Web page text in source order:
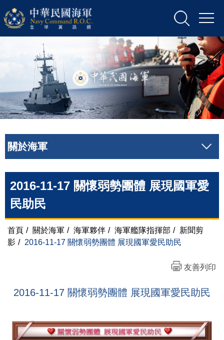
關於海軍
2016-11-17 關懷弱勢團體 展現國軍愛
民助民
首頁 / 關於海軍 / 海軍夥伴 / 海軍艦隊指揮部 / 新聞剪
影 / 2016-11-17 關懷弱勢團體 展現國軍愛民助民
友善列印
2016-11-17 關懷弱勢團體 展現國軍愛民助民